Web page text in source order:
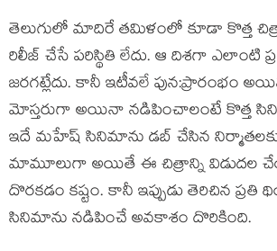
తెలుగులో మాదిరే తమిళంలో కూడా కొత్త
రిలీజ్ చేసే పరిస్థితి లేదు. ఆ దిశగా ఎలాంటి
జరగట్లేదు. కానీ ఇటీవలే పున:ప్రారంభం
మోస్తరుగా అయినా నడిపించాలంటే కొత్త
ఇదే మహేష్ సినిమాను డబ్ చేసిన
మామూలుగా అయితే ఈ చిత్రాన్ని విడుదల
దొరకడం కష్టం. కానీ ఇప్పుడు తెరిచిన
సినిమాను నడిపించే అవకాశం దొరికింది.